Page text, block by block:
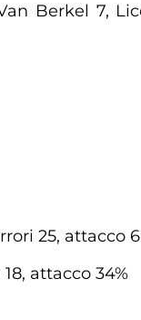
Berkel 7,
25, attacco
attacco 34%